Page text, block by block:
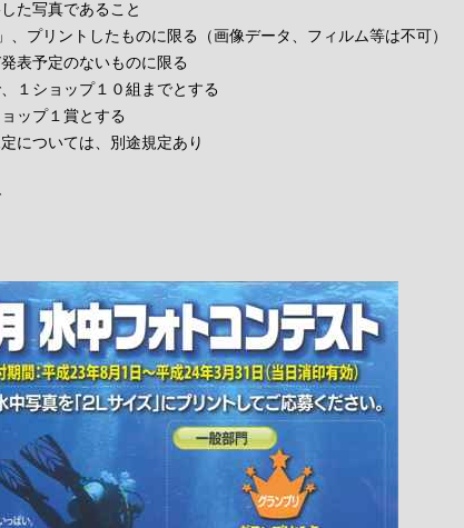
た写真であること
、プリントしたものに限る（画像データ、フィルム等は不可）
表予定のないものに限る
１ショップ１０組までとする
ップ１賞とする
については、別途規定あり